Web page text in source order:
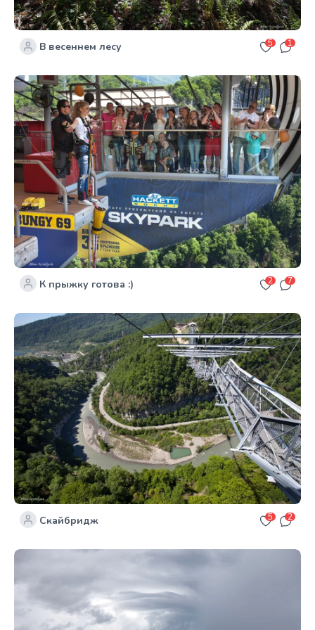
В весеннем лесу 5 1
К прыжку готова :) 2 7
Скайбридж 5 2